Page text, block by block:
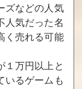
ロボアーミー
買取価格
34,400
ズなどの人気
人気だった名
く売れる可能
１万円以上と
いるゲームも